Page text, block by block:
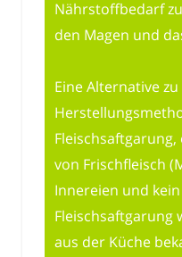
Nährstoffbedarf
den Magen und
Eine Alternative
von Frischfleisch
Innereien und
Fleischsaftgarung
aus der Küche